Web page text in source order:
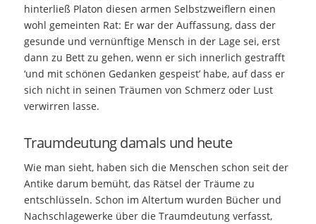
hinterließ Platon diesen armen Selbstzweiflern einen
wohl gemeinten Rat: Er war der Auffassung, dass der
gesunde und vernünftige Mensch in der Lage sei, erst
dann zu Bett zu gehen, wenn er sich innerlich gestrafft
‘und mit schönen Gedanken gespeist’ habe, auf dass er
sich nicht in seinen Träumen von Schmerz oder Lust
verwirren lasse.
Traumdeutung damals und heute
Wie man sieht, haben sich die Menschen schon seit der
Antike darum bemüht, das Rätsel der Träume zu
entschlüsseln. Schon im Altertum wurden Bücher und
Nachschlagewerke über die Traumdeutung verfasst,